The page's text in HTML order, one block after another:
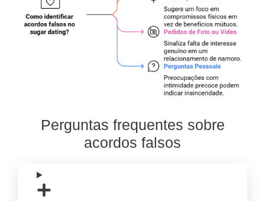
Perguntas frequentes sobre
acordos falsos